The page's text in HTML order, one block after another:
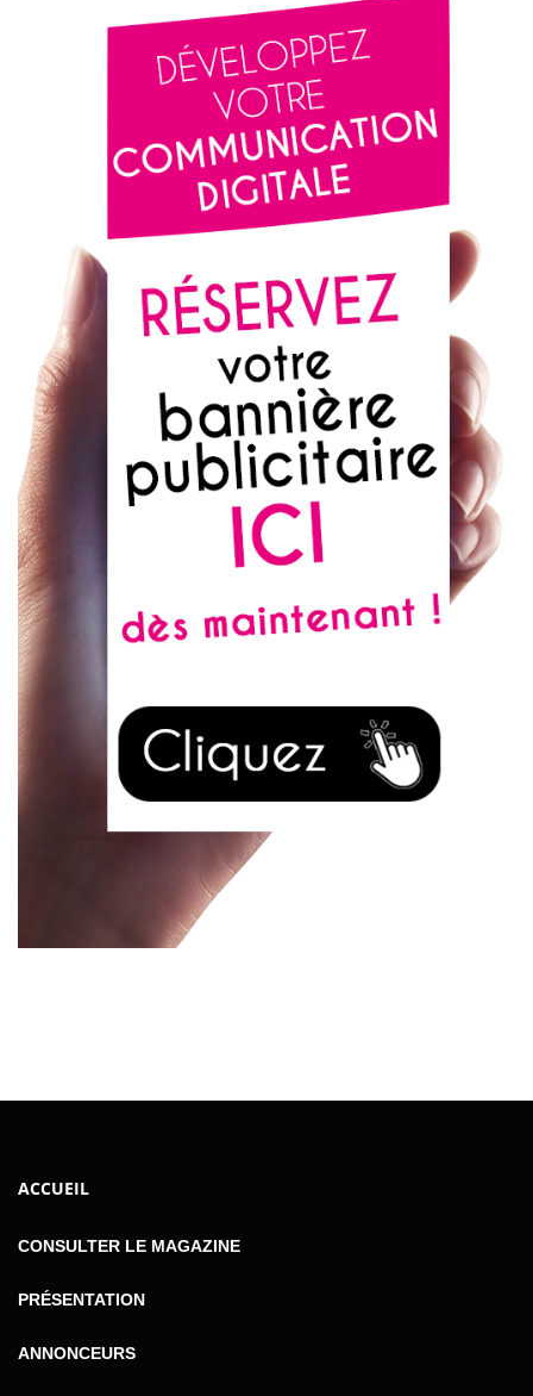
ACCUEIL
CONSULTER LE MAGAZINE
PRÉSENTATION
ANNONCEURS